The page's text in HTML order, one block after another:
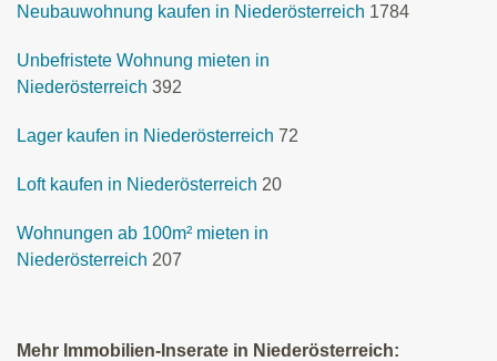
Neubauwohnung kaufen in Niederösterreich 1784
Unbefristete Wohnung mieten in
Niederösterreich 392
Lager kaufen in Niederösterreich 72
Loft kaufen in Niederösterreich 20
Wohnungen ab 100m² mieten in
Niederösterreich 207
Mehr Immobilien-Inserate in Niederösterreich: